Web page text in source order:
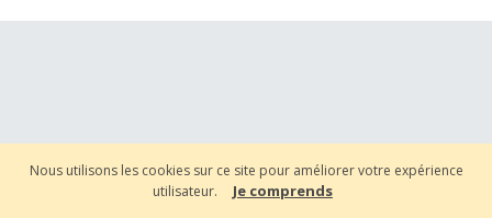
Nous utilisons les cookies sur ce site pour améliorer votre expérience
utilisateur.
Je comprends